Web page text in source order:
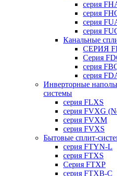
серия
серия
серия
серия
Канальные
СЕРИЯ
Серия
серия
серия
Инверторные
системы
серия FLXS
серия FVXG
серия FVXM
серия FVXS
Бытовые сплит-
серия FTYN-L
серия FTXS
Серия FTXP
серия FTXB-C